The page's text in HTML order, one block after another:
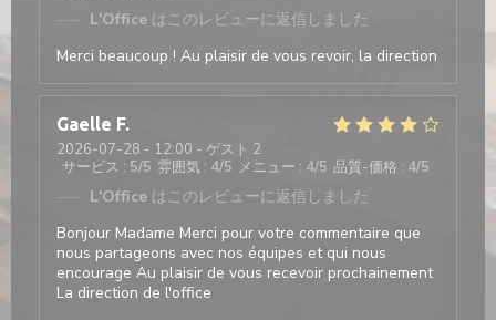
L'Office はこのレビューに返信しました
Merci beaucoup ! Au plaisir de vous revoir, la direction
Gaelle F
2026-07-28 - 12:00 - ゲスト 2
サービス : 5/5 雰囲気 : 4/5 メニュー : 4/5 品質-価格 : 4/5
L'Office はこのレビューに返信しました
Bonjour Madame Merci pour votre commentaire que
nous partageons avec nos équipes et qui nous
encourage Au plaisir de vous recevoir prochainement
La direction de l'office